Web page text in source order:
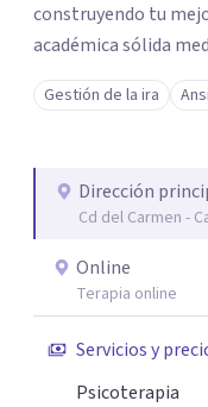
construyendo tu mejor versión.
académica sólida
breve, familiar e
profesional y
auténtica y
seguridad
de cambio.
Gestión de la ira
Dirección
Cd del Carmen -
Online
Terapia online
Servicios y
Psicoterapia